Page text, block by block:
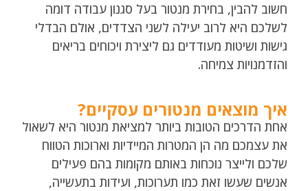
חשוב להבין, בחירת מנטור בעל סגנון עבודה דומה
לשלכם היא לרוב יעילה לשני הצדדים, אולם הבדלי
גישות ושיטות מעודדים גם ליצירת ויכוחים בריאים
והזדמנויות צמיחה.
איך מוצאים מנטורים עסקיים?
אחת הדרכים הטובות ביותר למציאת מנטור היא לשאול
את עצמכם מה הן המטרות המיידיות וארוכות הטווח
שלכם ולייצר נוכחות באותם מקומות בהם פעילים
אנשים שעשו זאת כמו תערוכות, ועידות בתעשייה,